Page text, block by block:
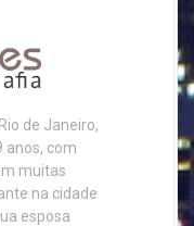
de Janeiro,
anos, com
muitas
na cidade
esposa